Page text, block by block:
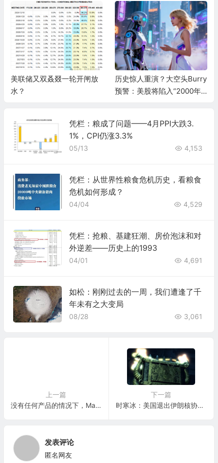
美联储又双叒叕一轮开闸放
水？
历史惊人重演？大空头Burry
预警：美股将陷入“2000年
凭栏：粮成了问题——4月PPI大跌3.
1%，CPI仍涨3.3%
05/13 4,153
凭栏：从世界性粮食危机历史，看粮食
危机如何形成？
04/04 4,529
凭栏：抢粮、基建狂潮、房价泡沫和对
外逆差——历史上的1993
04/01 4,691
如松：刚刚过去的一周，我们遭逢了千
年未有之大变局
08/28 3,061
上一篇
没有任何产品的情况下，Magic Leap又融到了5亿美元
下一篇
时寒冰：美国退出伊朗核协议暗藏恐怖杀局
发表评论
匿名网友